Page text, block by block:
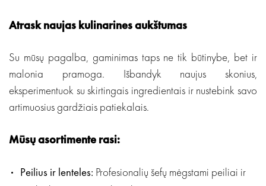
Atrask naujas kulinarines aukštumas
Su mūsų pagalba, gaminimas taps ne tik būtinybe, bet ir
malonia pramoga. Išbandyk naujus skonius,
eksperimentuok su skirtingais ingredientais ir nustebink savo
artimuosius gardžiais patiekalais.
Mūsų asortimente rasi:
Peilius ir lenteles: Profesionalių šefų mėgstami peiliai ir